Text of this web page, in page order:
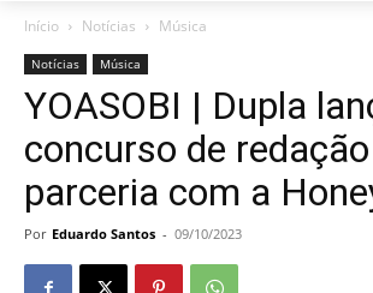
Início Notícias Música
Notícias Música
YOASOBI | Dupla
concurso de
parceria com a
Por Eduardo Santos - 09/10/2023